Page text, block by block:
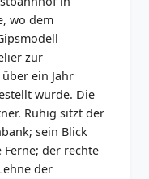
wo dem
zur
ein Jahr
wurde. Die
Ruhig sitzt der
sein Blick
der rechte
der